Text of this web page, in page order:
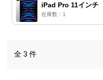
iPad Pro 11インチ
在庫数：1
全 3 件